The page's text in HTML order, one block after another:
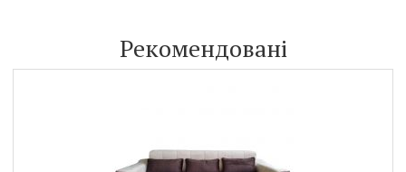
Рекомендовані